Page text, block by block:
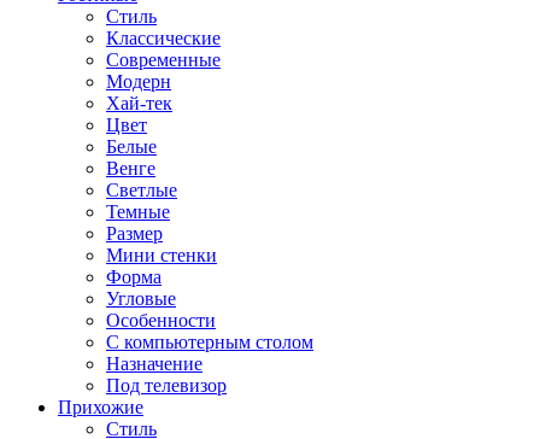
Стиль
Классические
Современные
Модерн
Хай-тек
Цвет
Белые
Венге
Светлые
Темные
Размер
Мини стенки
Форма
Угловые
Особенности
С компьютерным столом
Назначение
Под телевизор
Прихожие
Стиль